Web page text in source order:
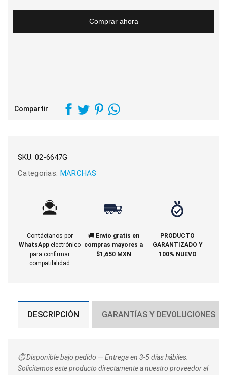
Comprar ahora
Compartir
SKU: 02-6647G
Categorias: MARCHAS
Contáctanos por
WhatsApp electrónico
para confirmar
compatibilidad
🚚 Envío gratis en
compras mayores a
$1,650 MXN
PRODUCTO
GARANTIZADO Y
100% NUEVO
DESCRIPCIÓN GARANTÍAS Y DEVOLUCIONES
⏱️ Disponible bajo pedido — Entrega en 3-5 días hábiles.
Solicitamos este producto directamente a nuestro proveedor al